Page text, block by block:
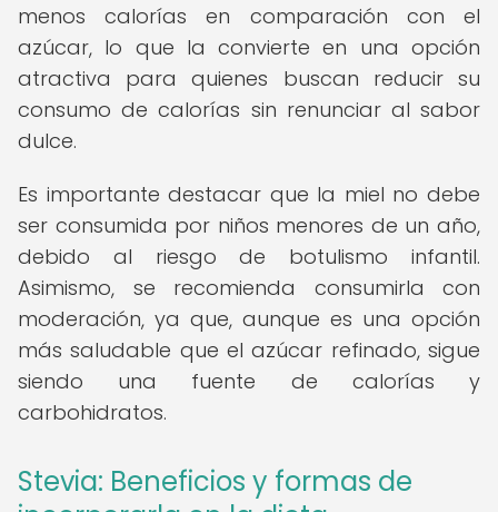
menos calorías en comparación con el
azúcar, lo que la convierte en una opción
atractiva para quienes buscan reducir su
consumo de calorías sin renunciar al sabor
dulce.
Es importante destacar que la miel no debe
ser consumida por niños menores de un año,
debido al riesgo de botulismo infantil.
Asimismo, se recomienda consumirla con
moderación, ya que, aunque es una opción
más saludable que el azúcar refinado, sigue
siendo una fuente de calorías y
carbohidratos.
Stevia: Beneficios y formas de